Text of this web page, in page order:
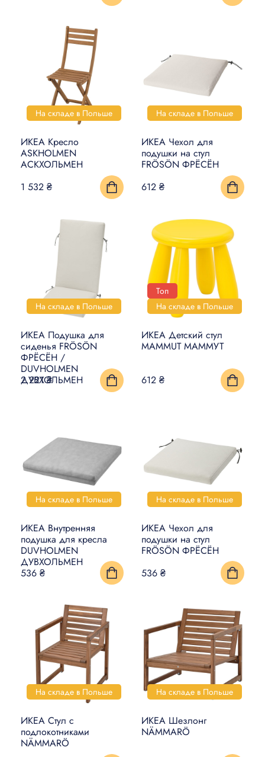
На складе в Польше
ИКЕА Кресло
ASKHOLMEN
АСКХОЛЬМЕН
1 532 ₴
На складе в Польше
ИКЕА Чехол для
подушки на стул
FRÖSÖN ФРЁСЁН
612 ₴
На складе в Польше
ИКЕА Подушка для
сиденья FRÖSÖN
ФРЁСЁН /
DUVHOLMEN
ДУВХОЛЬМЕН
2 221 ₴
Топ
На складе в Польше
ИКЕА Детский стул
MAMMUT МАММУТ
612 ₴
На складе в Польше
ИКЕА Внутренняя
подушка для кресла
DUVHOLMEN
ДУВХОЛЬМЕН
536 ₴
На складе в Польше
ИКЕА Чехол для
подушки на стул
FRÖSÖN ФРЁСЁН
536 ₴
На складе в Польше
ИКЕА Стул с
подлокотниками
NÄMMARÖ
На складе в Польше
ИКЕА Шезлонг
NÄMMARÖ